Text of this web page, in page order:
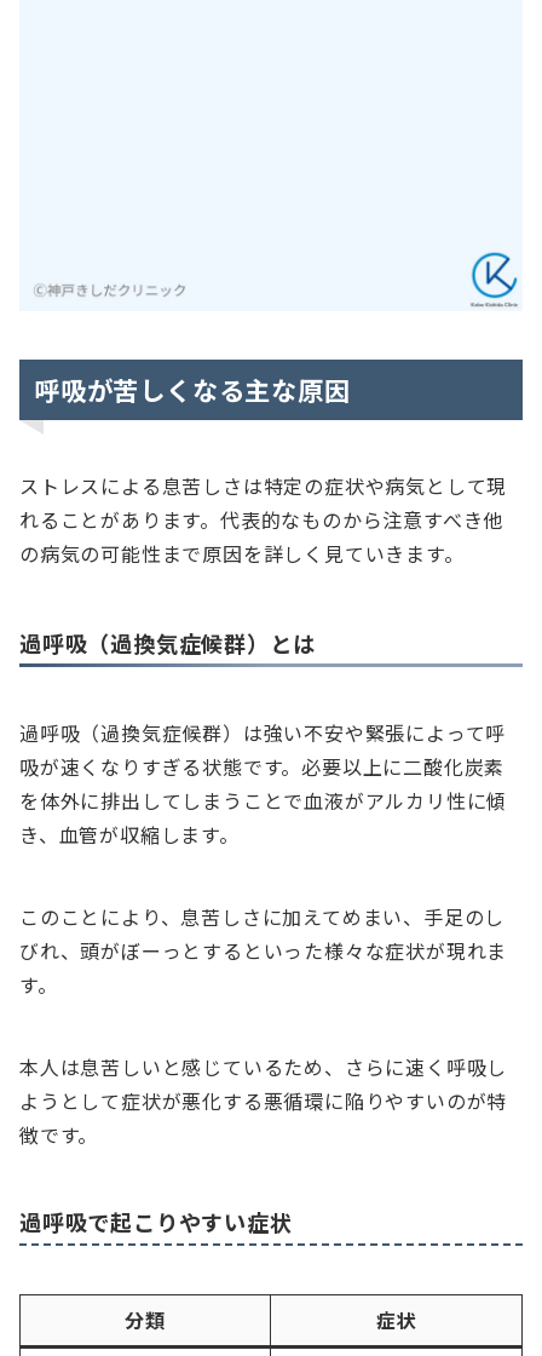
呼吸が苦しくなる主な原因
ストレスによる息苦しさは特定の症状や病気として現
れることがあります。代表的なものから注意すべき他
の病気の可能性まで原因を詳しく見ていきます。
過呼吸（過換気症候群）とは
過呼吸（過換気症候群）は強い不安や緊張によって呼
吸が速くなりすぎる状態です。必要以上に二酸化炭素
を体外に排出してしまうことで血液がアルカリ性に傾
き、血管が収縮します。
このことにより、息苦しさに加えてめまい、手足のし
びれ、頭がぼーっとするといった様々な症状が現れま
す。
本人は息苦しいと感じているため、さらに速く呼吸し
ようとして症状が悪化する悪循環に陥りやすいのが特
徴です。
過呼吸で起こりやすい症状
分類 症状